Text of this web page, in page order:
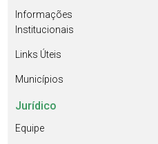
Informações
Institucionais
Links Úteis
Municípios
Jurídico
Equipe